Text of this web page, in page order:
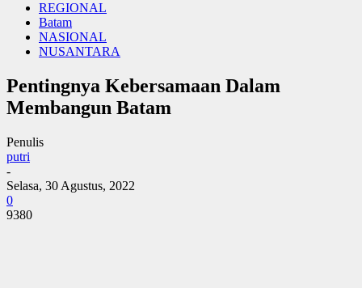
REGIONAL
Batam
NASIONAL
NUSANTARA
Pentingnya Kebersamaan Dalam
Membangun Batam
Penulis
putri
-
Selasa, 30 Agustus, 2022
0
9380